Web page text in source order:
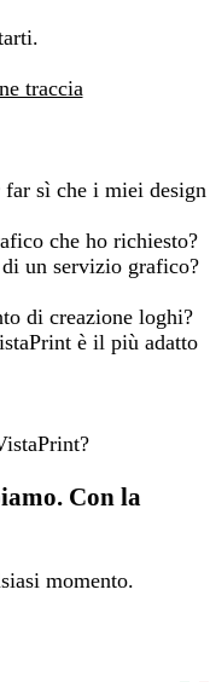
traccia
sì che i miei design
che ho richiesto?
un servizio grafico?
di creazione loghi?
è il più adatto
Con la
momento.